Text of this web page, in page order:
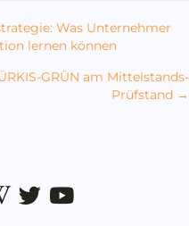
Was Unternehmer
lernen können
GRÜN am Mittelstands-
Prüfstand →